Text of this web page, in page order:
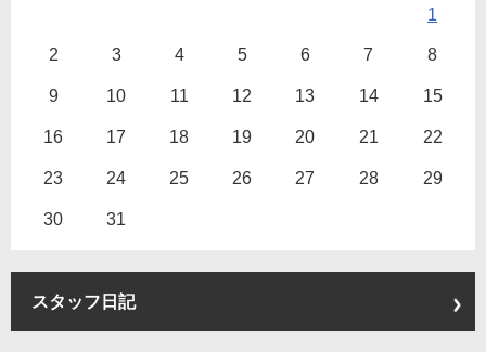
1
2 3 4 5 6 7 8
9 10 11 12 13 14 15
16 17 18 19 20 21 22
23 24 25 26 27 28 29
30 31
スタッフ日記